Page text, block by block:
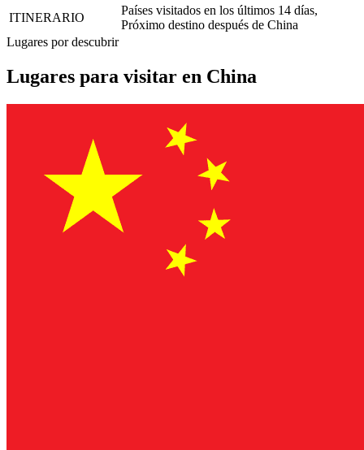
ITINERARIO
Países visitados en los últimos 14 días,
Próximo destino después de China
Lugares por descubrir
Lugares para visitar en China